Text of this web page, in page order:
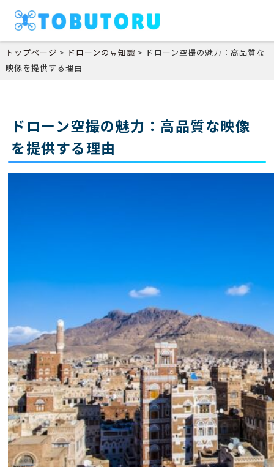
トップページ > ドローンの豆知識> ドローン空撮の魅力：高品質な
映像を提供する理由
ドローン空撮の魅力：高品質な映像
を提供する理由